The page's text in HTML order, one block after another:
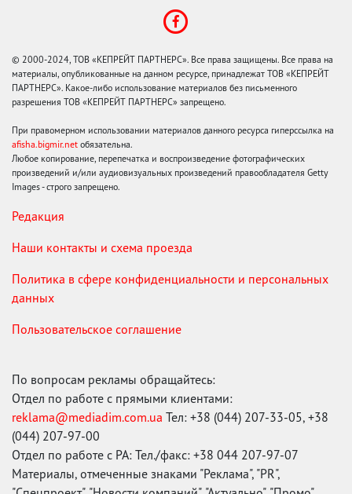
© 2000-2024, ТОВ «КЕПРЕЙТ ПАРТНЕРС». Все права защищены. Все права на
материалы, опубликованные на данном ресурсе, принадлежат ТОВ «КЕПРЕЙТ
ПАРТНЕРС». Какое-либо использование материалов без письменного
разрешения ТОВ «КЕПРЕЙТ ПАРТНЕРС» запрещено.
При правомерном использовании материалов данного ресурса гиперссылка на
afisha.bigmir.net обязательна.
Любое копирование, перепечатка и воспроизведение фотографических
произведений и/или аудиовизуальных произведений правообладателя Getty
Images - строго запрещено.
Редакция
Наши контакты и схема проезда
Политика в сфере конфиденциальности и персональных
данных
Пользовательское соглашение
По вопросам рекламы обращайтесь:
Отдел по работе с прямыми клиентами:
reklama@mediadim.com.ua Тел: +38 (044) 207-33-05, +38
(044) 207-97-00
Отдел по работе с РА: Тел./факс: +38 044 207-97-07
Материалы, отмеченные знаками "Реклама", "PR",